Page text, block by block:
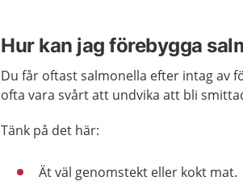
Hur kan jag förebygga
Du får oftast salmonella efter intag av
ofta vara svårt att undvika att bli
Tänk på det här:
Ät väl genomstekt eller kokt mat.